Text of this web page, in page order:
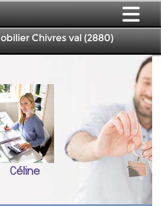
Chivres val (2880)
Céline